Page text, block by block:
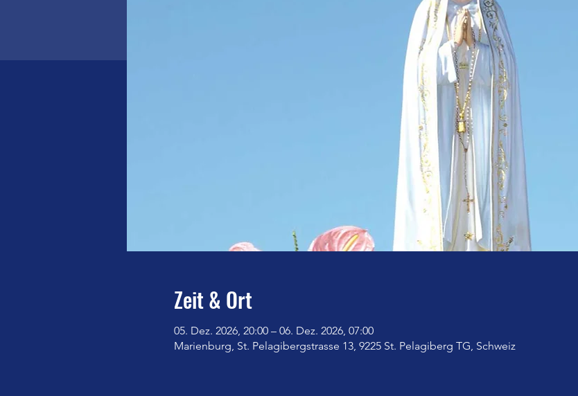
Zeit & Ort
05. Dez. 2026, 20:00 – 06. Dez. 2026, 07:00
Marienburg, St. Pelagibergstrasse 13, 9225 St. Pelagiberg TG, Schweiz